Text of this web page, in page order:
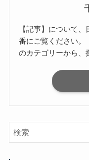
【記事】について
番にご覧ください。
のカテゴリーから、